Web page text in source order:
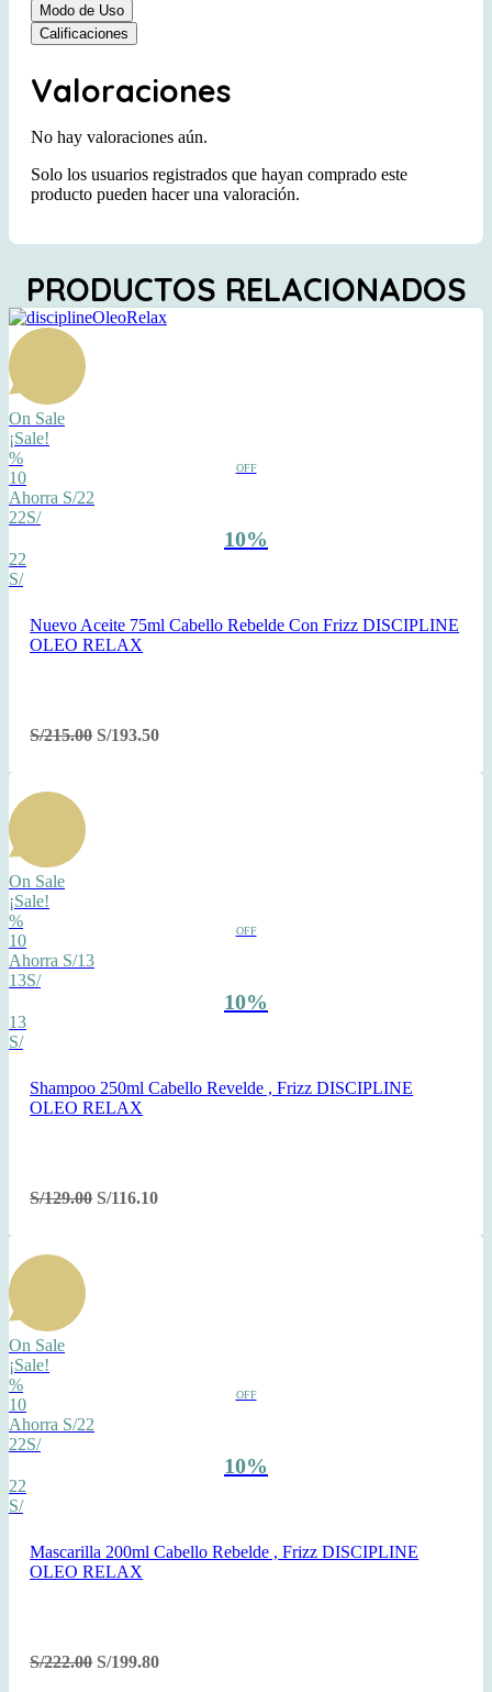
Modo de Uso
Calificaciones
Valoraciones
No hay valoraciones aún.
Solo los usuarios registrados que hayan comprado este
producto pueden hacer una valoración.
PRODUCTOS RELACIONADOS
On Sale
¡Sale!
%
OFF
10
Ahorra S/22
22S/
10%
22
S/
Nuevo Aceite 75ml Cabello Rebelde Con Frizz DISCIPLINE
OLEO RELAX
S/215.00 S/193.50
On Sale
¡Sale!
%
OFF
10
Ahorra S/13
13S/
10%
13
S/
Shampoo 250ml Cabello Revelde , Frizz DISCIPLINE
OLEO RELAX
S/129.00 S/116.10
On Sale
¡Sale!
%
OFF
10
Ahorra S/22
22S/
10%
22
S/
Mascarilla 200ml Cabello Rebelde , Frizz DISCIPLINE
OLEO RELAX
S/222.00 S/199.80